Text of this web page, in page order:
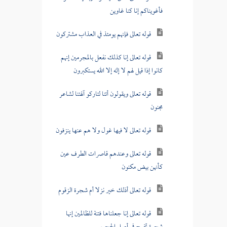
فأغويناكم إنا كنا غاوين
قوله تعالى فإنهم يومئذ في العذاب مشتركون
قوله تعالى إنا كذلك نفعل بالمجرمين إنهم
كانوا إذا قيل لهم لا إله إلا الله يستكبرون
قوله تعالى ويقولون أئنا لتاركو آلهتنا لشاعر
مجنون
قوله تعالى لا فيها غول ولا هم عنها ينزفون
قوله تعالى وعندهم قاصرات الطرف عين
كأنهن بيض مكنون
قوله تعالى أذلك خير نزلا أم شجرة الزقوم
قوله تعالى إنا جعلناها فتنة للظالمين إنها